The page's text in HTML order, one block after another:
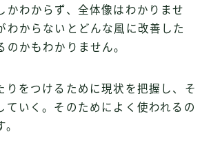
かわからず、全体像はわかりませ
わからないとどんな風に改善した
のかもわかりません。
りをつけるために現状を把握し、そ
ていく。そのためによく使われるの